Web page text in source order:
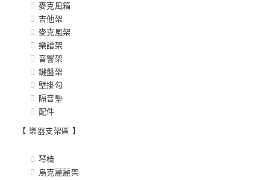
麥克風箱
吉他架
麥克風架
樂譜架
音響架
鍵盤架
壁掛勾
隔音墊
配件
【 樂器支架區 】
琴椅
烏克麗麗架